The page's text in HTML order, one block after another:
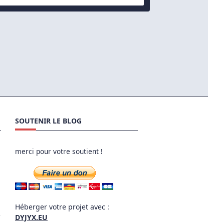
Root
SOUTENIR LE BLOG
merci pour votre soutient !
Héberger votre projet avec :
DYJYX.EU